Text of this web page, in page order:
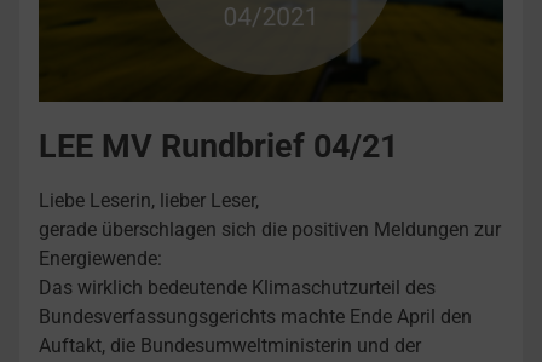
LEE MV Rundbrief 04/21
Liebe Leserin, lieber Leser,
gerade überschlagen sich die positiven Meldungen zur
Energiewende:
Das wirklich bedeutende Klimaschutzurteil des
Bundesverfassungsgerichts machte Ende April den
Auftakt, die Bundesumweltministerin und der